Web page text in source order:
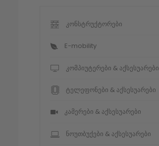
კონსტრუქტორები
E-mobility
კომპიუტერები & აქსესუარები
ტელეფონები & აქსესუარები
კამერები & აქსესუარები
ნოუთბუქები & აქსესუარები